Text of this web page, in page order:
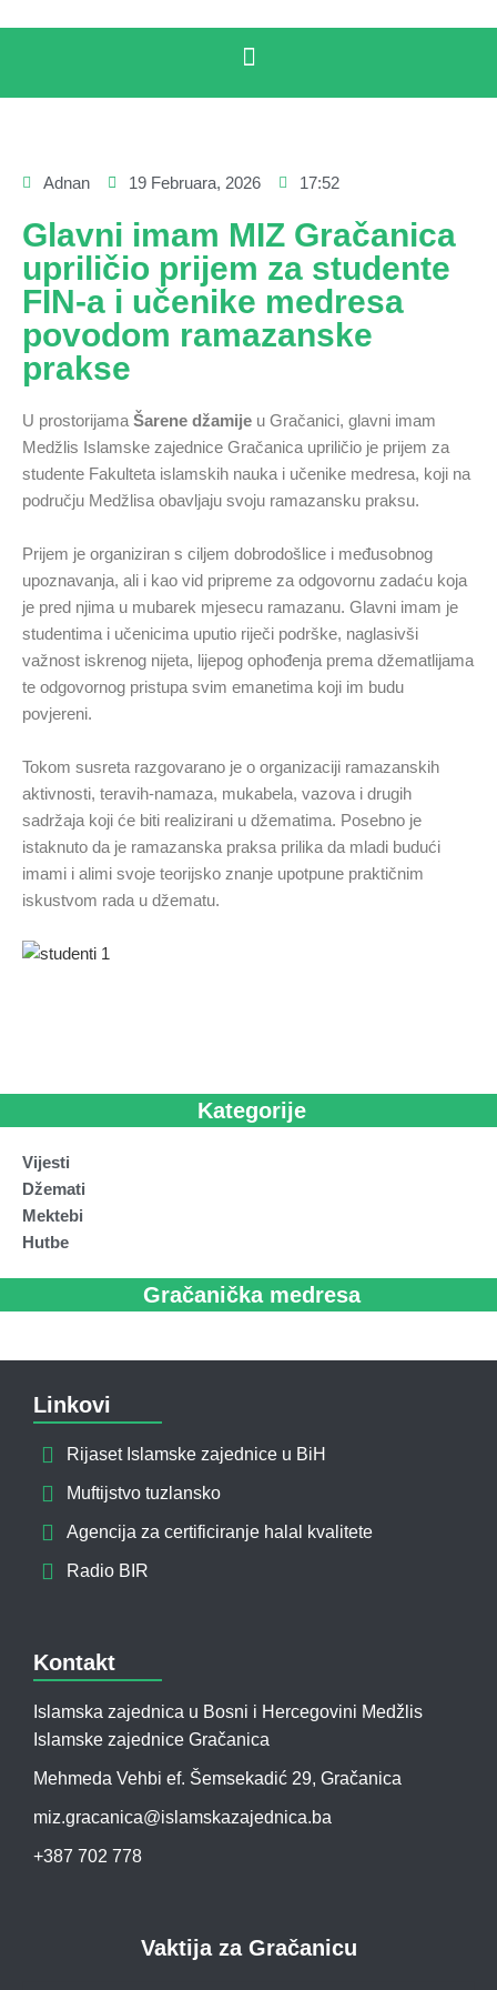
Adnan 19 Februara, 2026 17:52
Glavni imam MIZ Gračanica
upriličio prijem za studente
FIN-a i učenike medresa
povodom ramazanske
prakse
U prostorijama Šarene džamije u Gračanici, glavni imam
Medžlis Islamske zajednice Gračanica upriličio je prijem za
studente Fakulteta islamskih nauka i učenike medresa, koji na
području Medžlisa obavljaju svoju ramazansku praksu.
Prijem je organiziran s ciljem dobrodošlice i međusobnog
upoznavanja, ali i kao vid pripreme za odgovornu zadaću koja
je pred njima u mubarek mjesecu ramazanu. Glavni imam je
studentima i učenicima uputio riječi podrške, naglasivši
važnost iskrenog nijeta, lijepog ophođenja prema džematlijama
te odgovornog pristupa svim emanetima koji im budu
povjereni.
Tokom susreta razgovarano je o organizaciji ramazanskih
aktivnosti, teravih-namaza, mukabela, vazova i drugih
sadržaja koji će biti realizirani u džematima. Posebno je
istaknuto da je ramazanska praksa prilika da mladi budući
imami i alimi svoje teorijsko znanje upotpune praktičnim
iskustvom rada u džematu.
Kategorije
Vijesti
Džemati
Mektebi
Hutbe
Gračanička medresa
Linkovi
Rijaset Islamske zajednice u BiH
Muftijstvo tuzlansko
Agencija za certificiranje halal kvalitete
Radio BIR
Kontakt
Islamska zajednica u Bosni i Hercegovini Medžlis
Islamske zajednice Gračanica
Mehmeda Vehbi ef. Šemsekadić 29, Gračanica
miz.gracanica@islamskazajednica.ba
+387 702 778
Vaktija za Gračanicu